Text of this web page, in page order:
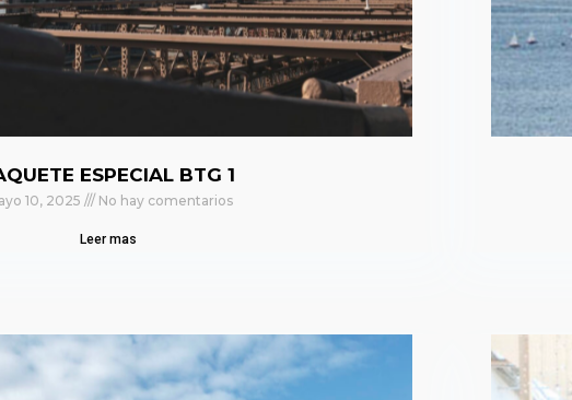
ESPECIAL BTG 1
10, 2025 No hay comentarios
Leer mas